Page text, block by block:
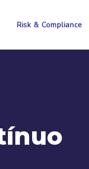
Risk & Compliance